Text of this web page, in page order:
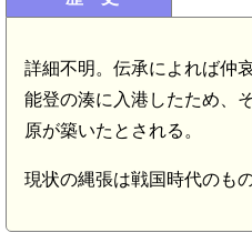
詳細不明。伝承によれば仲
能登の湊に入港したため、
原が築いたとされる。
現状の縄張は戦国時代のも